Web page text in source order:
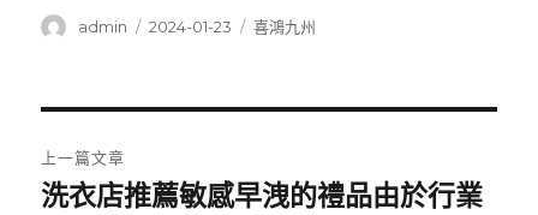
作
admin
發
2024-01-23
分
喜鴻九州
章
上一篇文章
上
洗衣店推薦敏感早洩的禮品由於行業